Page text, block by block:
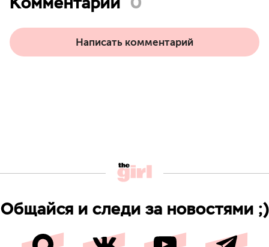
Написать комментарий
Общайся и следи за новостями ;)